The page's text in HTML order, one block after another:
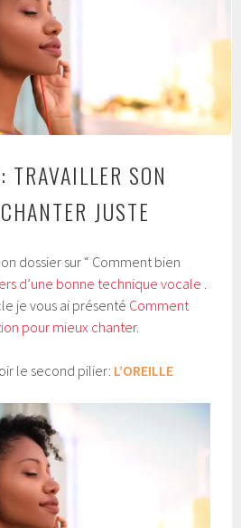
TRAVAILLER SON
JUSTE
dossier sur “ Comment bien
d’une bonne technique vocale
je vous ai présenté Comment
pour mieux chanter.
le second pilier: L’OREILLE